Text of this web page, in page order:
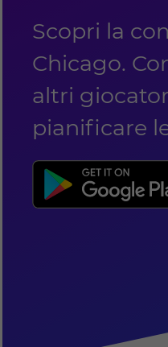
Scopri la
Chicago.
altri
pianificare